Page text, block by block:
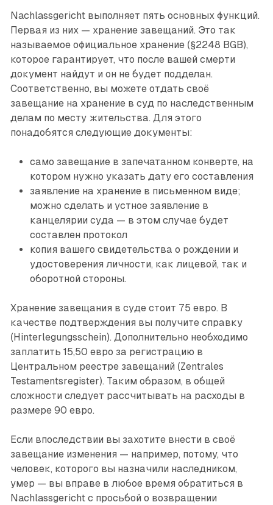
Nachlassgericht выполняет пять основных функций.
Первая из них — хранение завещаний. Это так
называемое официальное хранение (§2248 BGB),
которое гарантирует, что после вашей смерти
документ найдут и он не будет подделан.
Соответственно, вы можете отдать своё
завещание на хранение в суд по наследственным
делам по месту жительства. Для этого
понадобятся следующие документы:
само завещание в запечатанном конверте, на
котором нужно указать дату его составления
заявление на хранение в письменном виде;
можно сделать и устное заявление в
канцелярии суда — в этом случае будет
составлен протокол
копия вашего свидетельства о рождении и
удостоверения личности, как лицевой, так и
оборотной стороны.
Хранение завещания в суде стоит 75 евро. В
качестве подтверждения вы получите справку
(Hinterlegungsschein). Дополнительно необходимо
заплатить 15,50 евро за регистрацию в
Центральном реестре завещаний (Zentrales
Testamentsregister). Таким образом, в общей
сложности следует рассчитывать на расходы в
размере 90 евро.
Если впоследствии вы захотите внести в своё
завещание изменения — например, потому, что
человек, которого вы назначили наследником,
умер — вы вправе в любое время обратиться в
Nachlassgericht с просьбой о возвращении